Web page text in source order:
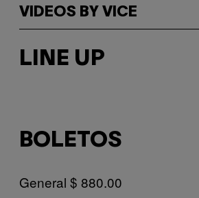
VIDEOS BY VICE
LINE UP
BOLETOS
General $ 880.00